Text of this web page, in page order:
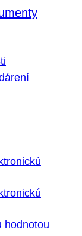
hodnotou